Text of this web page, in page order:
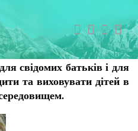
свідомих батьків і для
та виховувати дітей в